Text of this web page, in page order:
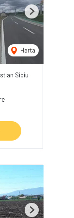
Harta
Next
Sibiu
Next